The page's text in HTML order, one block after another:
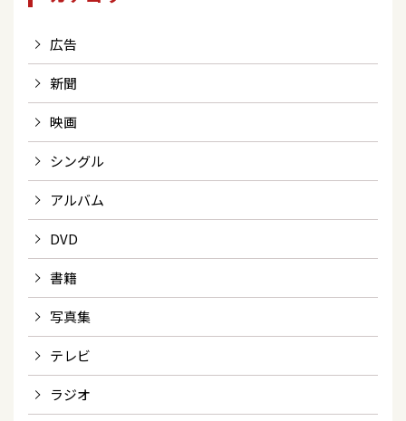
広告
新聞
映画
シングル
アルバム
DVD
書籍
写真集
テレビ
ラジオ